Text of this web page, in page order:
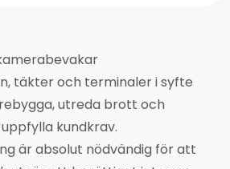
täkter och terminaler i syfte
utreda brott och
kundkrav.
är absolut nödvändig för att